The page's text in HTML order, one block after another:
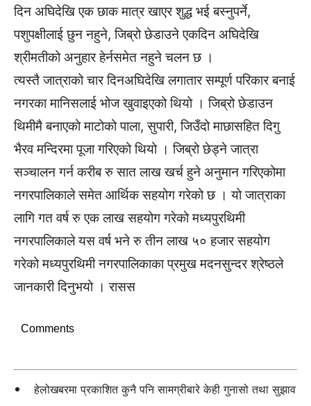
दिन अघिदेखि एक छाक मात्र खाएर शुद्ध भई बस्नुपर्ने,
पशुपक्षीलाई छुन नहुने, जिब्रो छेडाउने एकदिन अघिदेखि
श्रीमतीको अनुहार हेर्नसमेत नहुने चलन छ ।
त्यस्तै जात्राको चार दिनअघिदेखि लगातार सम्पूर्ण परिकार बनाई
नगरका मानिसलाई भोज खुवाइएको थियो । जिब्रो छेडाउन
थिमीमै बनाएको माटोको पाला, सुपारी, जिउँदो माछासहित दिगु
भैरव मन्दिरमा पूजा गरिएको थियो । जिब्रो छेड्ने जात्रा
सञ्चालन गर्न करीब रु सात लाख खर्च हुने अनुमान गरिएकोमा
नगरपालिकाले समेत आर्थिक सहयोग गरेको छ । यो जात्राका
लागि गत वर्ष रु एक लाख सहयोग गरेको मध्यपुरथिमी
नगरपालिकाले यस वर्ष भने रु तीन लाख ५० हजार सहयोग
गरेको मध्यपुरथिमी नगरपालिकाका प्रमुख मदनसुन्दर श्रेष्ठले
जानकारी दिनुभयो । रासस
Comments
हेलोखबरमा प्रकाशित कुनै पनि सामग्रीबारे केही गुनासो तथा सुझाव